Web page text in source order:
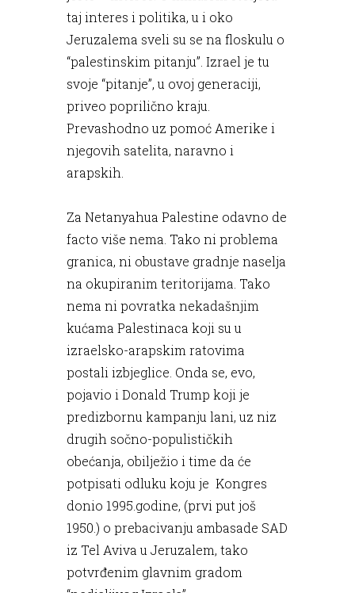
taj interes i politika, u i oko
Jeruzalema sveli su se na floskulu o
“palestinskim pitanju”. Izrael je tu
svoje “pitanje”, u ovoj generaciji,
priveo poprilično kraju.
Prevashodno uz pomoć Amerike i
njegovih satelita, naravno i
arapskih.
Za Netanyahua Palestine odavno de
facto više nema. Tako ni problema
granica, ni obustave gradnje naselja
na okupiranim teritorijama. Tako
nema ni povratka nekadašnjim
kućama Palestinaca koji su u
izraelsko-arapskim ratovima
postali izbjeglice. Onda se, evo,
pojavio i Donald Trump koji je
predizbornu kampanju lani, uz niz
drugih sočno-populističkih
obećanja, obilježio i time da će
potpisati odluku koju je Kongres
donio 1995.godine, (prvi put još
1950.) o prebacivanju ambasade SAD
iz Tel Aviva u Jeruzalem, tako
potvrđenim glavnim gradom